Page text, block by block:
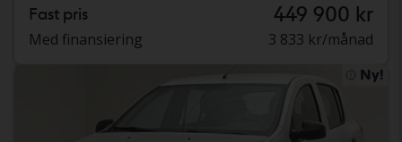
Fast pris 449 900 kr
Med finansiering 3 833 kr/månad
Ny!